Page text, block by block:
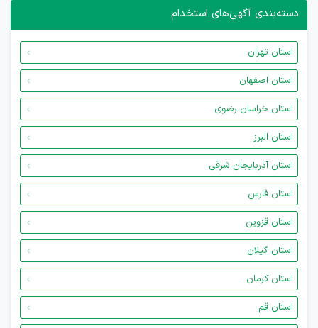
دسته‌بندی آگهی‌های استخدام
استان تهران
استان اصفهان
استان خراسان رضوی
استان البرز
استان آذربایجان شرقی
استان فارس
استان قزوین
استان گیلان
استان کرمان
استان قم